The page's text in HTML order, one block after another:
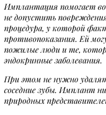
Имплантация помогает
не допустить
процедура, у которой
противопоказания. Ей
пожилые люди и те,
эндокринные заболевания.
При этом не нужно
соседние зубы. Имплант
природных